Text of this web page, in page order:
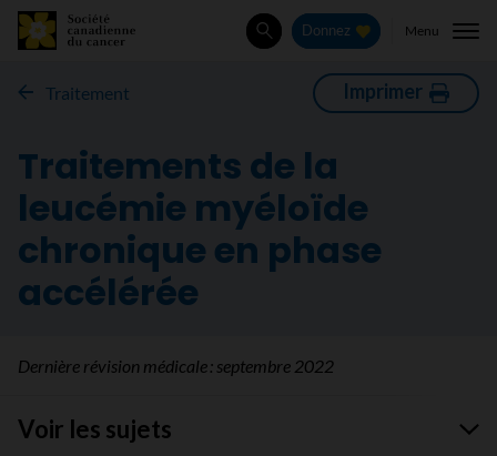
Rechercher
Donnez Menu
Traitement Imprimer
Traitements de la
leucémie myéloïde
chronique en phase
accélérée
Dernière révision médicale : septembre 2022
Voir les sujets